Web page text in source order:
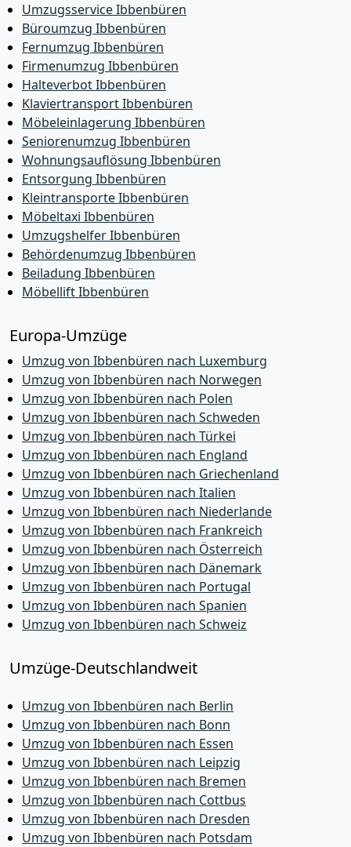
Umzugsservice Ibbenbüren
Büroumzug Ibbenbüren
Fernumzug Ibbenbüren
Firmenumzug Ibbenbüren
Halteverbot Ibbenbüren
Klaviertransport Ibbenbüren
Möbeleinlagerung Ibbenbüren
Seniorenumzug Ibbenbüren
Wohnungsauflösung Ibbenbüren
Entsorgung Ibbenbüren
Kleintransporte Ibbenbüren
Möbeltaxi Ibbenbüren
Umzugshelfer Ibbenbüren
Behördenumzug Ibbenbüren
Beiladung Ibbenbüren
Möbellift Ibbenbüren
Europa-Umzüge
Umzug von Ibbenbüren nach Luxemburg
Umzug von Ibbenbüren nach Norwegen
Umzug von Ibbenbüren nach Polen
Umzug von Ibbenbüren nach Schweden
Umzug von Ibbenbüren nach Türkei
Umzug von Ibbenbüren nach England
Umzug von Ibbenbüren nach Griechenland
Umzug von Ibbenbüren nach Italien
Umzug von Ibbenbüren nach Niederlande
Umzug von Ibbenbüren nach Frankreich
Umzug von Ibbenbüren nach Österreich
Umzug von Ibbenbüren nach Dänemark
Umzug von Ibbenbüren nach Portugal
Umzug von Ibbenbüren nach Spanien
Umzug von Ibbenbüren nach Schweiz
Umzüge-Deutschlandweit
Umzug von Ibbenbüren nach Berlin
Umzug von Ibbenbüren nach Bonn
Umzug von Ibbenbüren nach Essen
Umzug von Ibbenbüren nach Leipzig
Umzug von Ibbenbüren nach Bremen
Umzug von Ibbenbüren nach Cottbus
Umzug von Ibbenbüren nach Dresden
Umzug von Ibbenbüren nach Potsdam